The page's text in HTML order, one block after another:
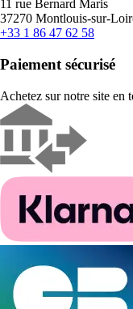
11 rue Bernard Maris
37270 Montlouis-sur-
+33 1 86 47 62 58
Paiement sécurisé
Achetez sur notre site en